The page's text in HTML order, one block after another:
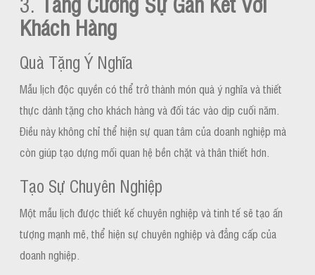
Khách Hàng
Quà Tặng Ý Nghĩa
Mẫu lịch độc quyền có thể trở thành món quà ý nghĩa và thiết
thực dành tặng cho khách hàng và đối tác vào dịp cuối năm.
Điều này không chỉ thể hiện sự quan tâm của doanh nghiệp mà
còn giúp tạo dựng mối quan hệ bền chặt và thân thiết hơn.
Tạo Sự Chuyên Nghiệp
Một mẫu lịch được thiết kế chuyên nghiệp và tinh tế sẽ tạo ấn
tượng mạnh mẽ, thể hiện sự chuyên nghiệp và đẳng cấp của
doanh nghiệp.